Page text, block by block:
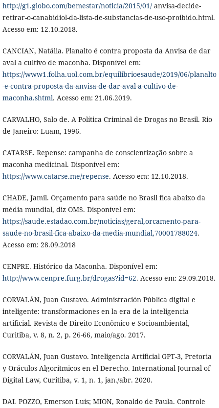
http://g1.globo.com/bemestar/noticia/2015/01/anvisa-decide-
retirar-o-canabidiol-da-lista-de-substancias-de-uso-proibido.html.
Acesso em: 12.10.2018.
CANCIAN, Natália. Planalto é contra proposta da Anvisa de dar
aval a cultivo de maconha. Disponível em:
https://www1.folha.uol.com.br/equilibrioesaude/2019/06/planalto
-e-contra-proposta-da-anvisa-de-dar-aval-a-cultivo-de-
maconha.shtml. Acesso em: 21.06.2019.
CARVALHO, Salo de. A Política Criminal de Drogas no Brasil. Rio
de Janeiro: Luam, 1996.
CATARSE. Repense: campanha de conscientização sobre a
maconha medicinal. Disponível em:
https://www.catarse.me/repense. Acesso em: 12.10.2018.
CHADE, Jamil. Orçamento para saúde no Brasil fica abaixo da
média mundial, diz OMS. Disponível em:
https://saude.estadao.com.br/noticias/geral,orcamento-para-
saude-no-brasil-fica-abaixo-da-media-mundial,70001788024.
Acesso em: 28.09.2018
CENPRE. Histórico da Maconha. Disponível em:
http://www.cenpre.furg.br/drogas?id=62. Acesso em: 29.09.2018.
CORVALÁN, Juan Gustavo. Administración Pública digital e
inteligente: transformaciones en la era de la inteligencia
artificial. Revista de Direito Econômico e Socioambiental,
Curitiba, v. 8, n. 2, p. 26-66, maio/ago. 2017.
CORVALÁN, Juan Gustavo. Inteligencia Artificial GPT-3, Pretoria
y Oráculos Algorítmicos en el Derecho. International Journal of
Digital Law, Curitiba, v. 1, n. 1, jan./abr. 2020.
DAL POZZO, Emerson Luís; MION, Ronaldo de Paula. Controle